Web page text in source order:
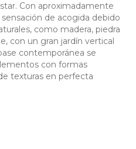
Con aproximadamente
de acogida debido
como madera, piedra
con un gran jardín vertical
contemporánea se
con formas
texturas en perfecta